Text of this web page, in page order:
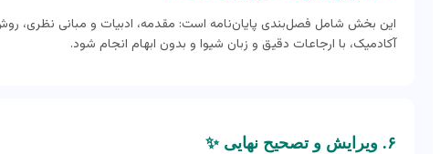
این بخش شامل فصل‌بندی پایان‌نامه است: مقدمه، ادبیات و مبانی نظری،
آکادمیک، با ارجاعات دقیق و زبان شیوا و بدون ابهام انجام شود.
۶. ویرایش و تصحیح نهایی ✨